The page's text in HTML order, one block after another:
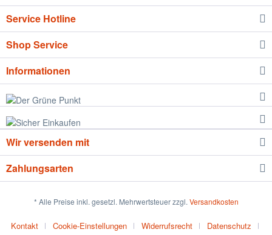
Service Hotline
Shop Service
Informationen
Wir versenden mit
Zahlungsarten
* Alle Preise inkl. gesetzl. Mehrwertsteuer zzgl. Versandkosten
Kontakt Cookie-Einstellungen Widerrufsrecht Datenschutz